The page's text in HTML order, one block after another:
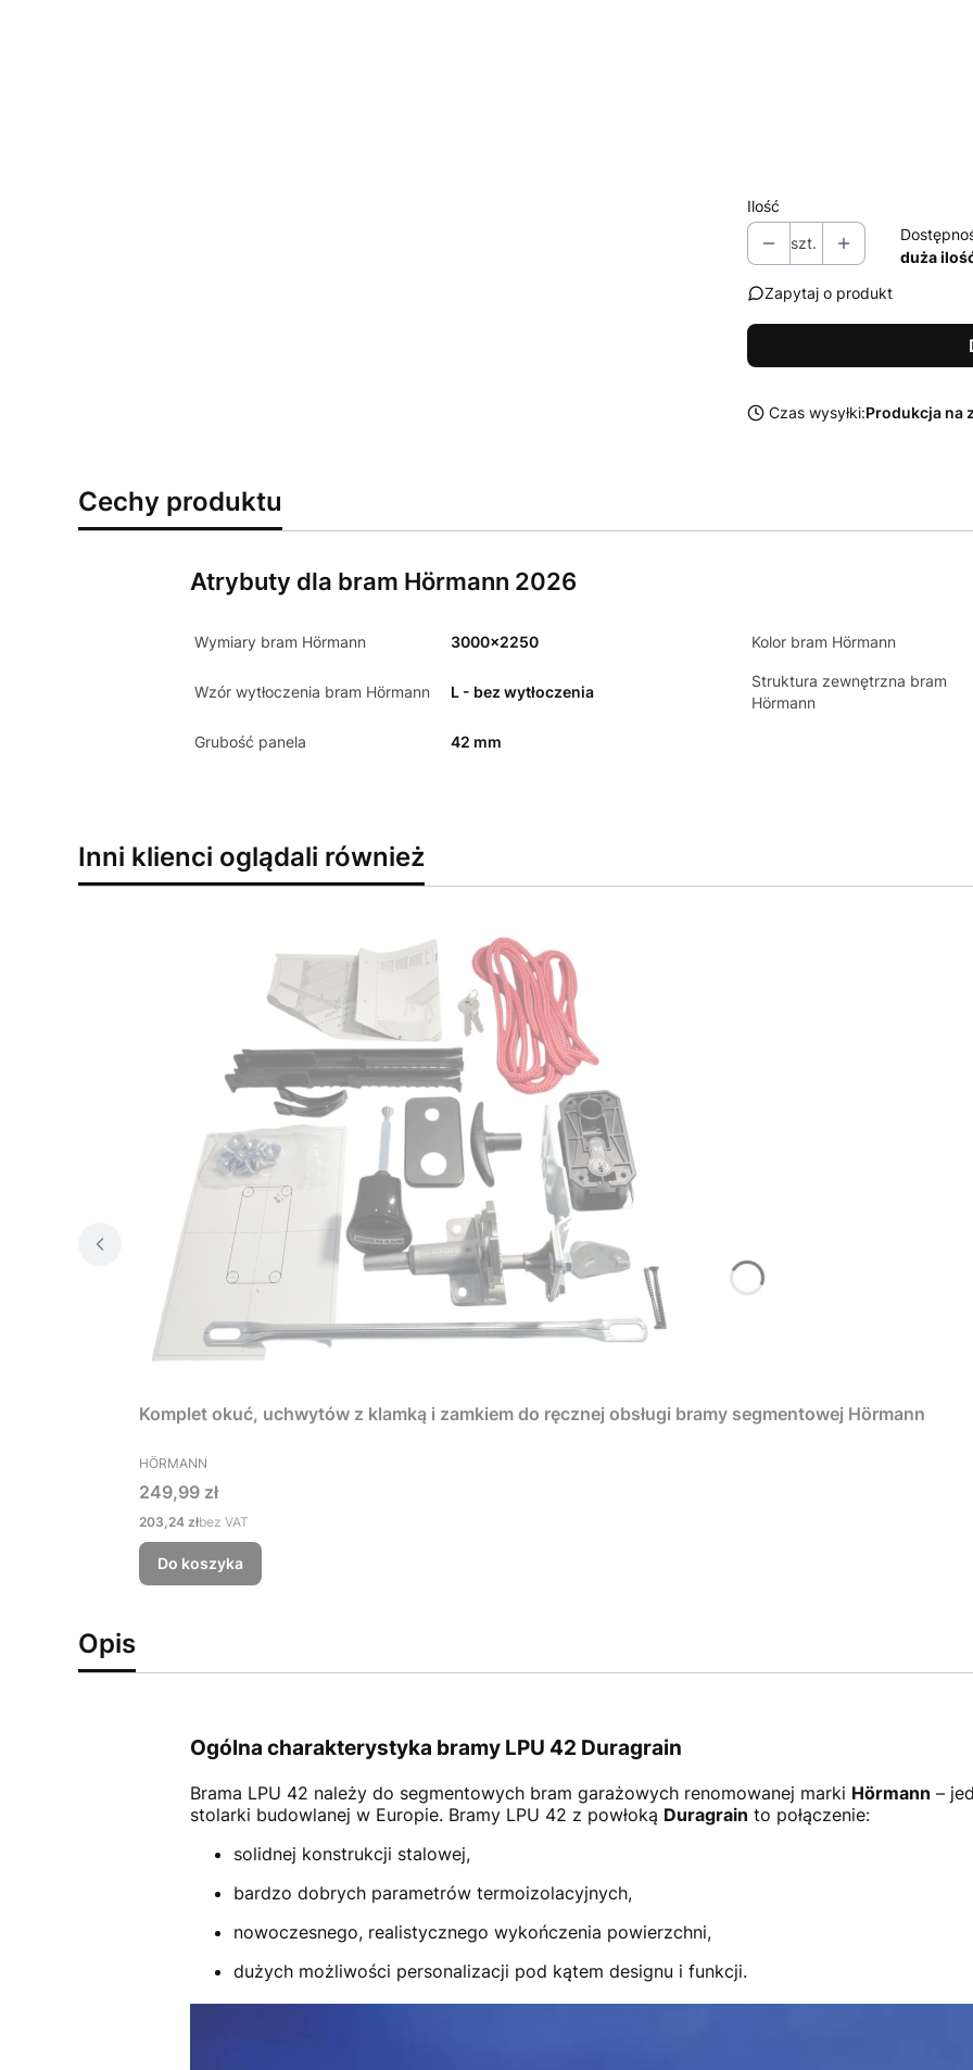
Ilość
szt.
duża
Zapytaj o produkt
Czas wysyłki:Produkcja na
Cechy produktu
Atrybuty dla bram Hörmann 2026
Wymiary bram Hörmann 3000x2250 Kolor bram Hörmann
Wzór wytłoczenia bram Hörmann L - bez wytłoczenia
Struktura zewnętrzna bram
Hörmann
Grubość panela 42 mm
Inni klienci oglądali również
Komplet okuć, uchwytów z klamką i zamkiem do ręcznej obsługi bramy segmentowej Hörmann
PRODUCENT
HÖRMANN
Cena
249,99 zł
Cena
203,24 złbez VAT
Do koszyka
Opis
Ogólna charakterystyka bramy LPU 42 Duragrain
Brama LPU 42 należy do segmentowych bram garażowych renomowanej marki Hörmann –
stolarki budowlanej w Europie. Bramy LPU 42 z powłoką Duragrain to połączenie:
solidnej konstrukcji stalowej,
bardzo dobrych parametrów termoizolacyjnych,
nowoczesnego, realistycznego wykończenia powierzchni,
dużych możliwości personalizacji pod kątem designu i funkcji.